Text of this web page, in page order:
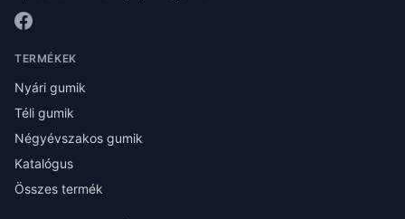
TERMÉKEK
Nyári gumik
Téli gumik
Négyévszakos gumik
Katalógus
Összes termék